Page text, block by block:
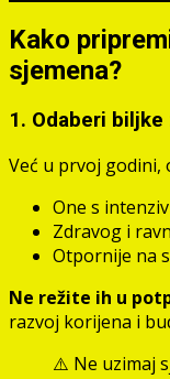
Kako
sjemena?
1. Odaberi biljke
Već u prvoj godini,
One s
Zdravog i
Otpornije na
Ne režite ih u
razvoj korijena i
⚠️ Ne uzimaj